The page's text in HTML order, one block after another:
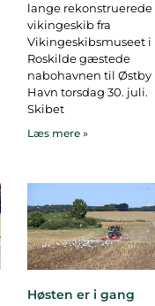
lange rekonstruerede
vikingeskib fra
Vikingeskibsmuseet i
Roskilde gæstede
nabohavnen til Østby
Havn torsdag 30. juli.
Skibet
Læs mere »
Høsten er i gang